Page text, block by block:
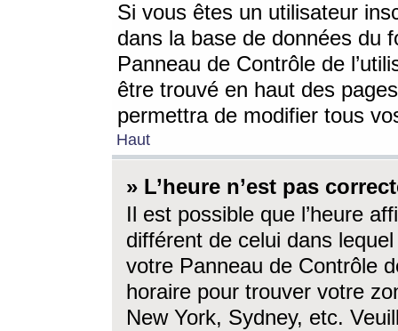
Si vous êtes un utilisateur
dans la base de données du
Panneau de Contrôle de
être trouvé en haut des
permettra de modifier tous
Haut
» L’heure n’est pas
Il est possible que l’heure
différent de celui dans
votre Panneau de Contrôle
horaire pour trouver votre
New York, Sydney, etc.